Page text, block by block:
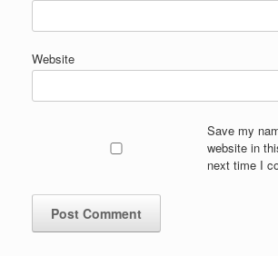
Website
Save my
website in
next time I